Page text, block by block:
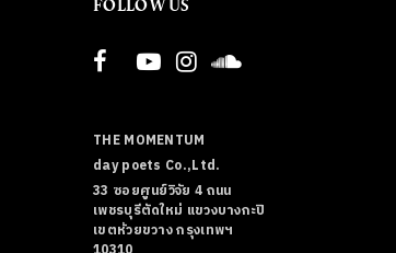
FOLLOW US
THE MOMENTUM
day poets Co.,Ltd.
33 ซอยศูนย์วิจัย 4 ถนน
เพชรบุรีตัดใหม่ แขวงบางกะปิ
เขตห้วยขวาง กรุงเทพฯ